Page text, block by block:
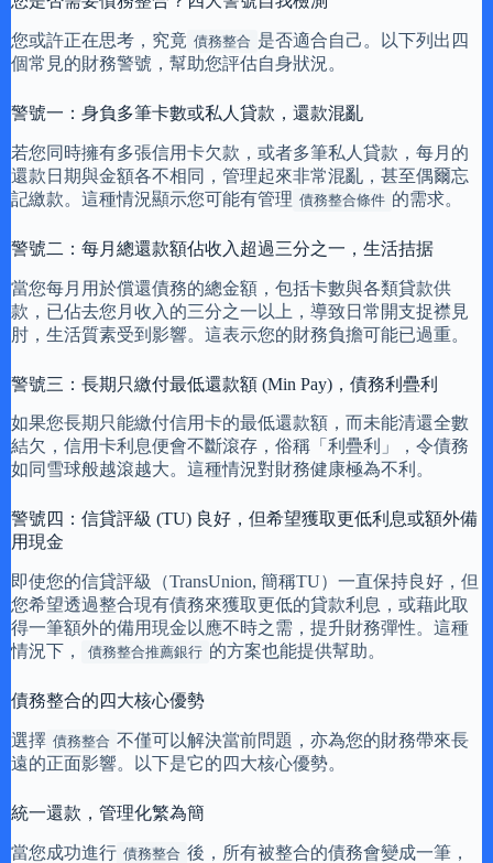
您或許正在思考，究竟 債務整合 是否適合自己。以下列出四
個常見的財務警號，幫助您評估自身狀況。
警號一：身負多筆卡數或私人貸款，還款混亂
若您同時擁有多張信用卡欠款，或者多筆私人貸款，每月的
還款日期與金額各不相同，管理起來非常混亂，甚至偶爾忘
記繳款。這種情況顯示您可能有管理 債務整合條件 的需求。
警號二：每月總還款額佔收入超過三分之一，生活拮据
當您每月用於償還債務的總金額，包括卡數與各類貸款供
款，已佔去您月收入的三分之一以上，導致日常開支捉襟見
肘，生活質素受到影響。這表示您的財務負擔可能已過重。
警號三：長期只繳付最低還款額 (Min Pay)，債務利疊利
如果您長期只能繳付信用卡的最低還款額，而未能清還全數
結欠，信用卡利息便會不斷滾存，俗稱「利疊利」，令債務
如同雪球般越滾越大。這種情況對財務健康極為不利。
警號四：信貸評級 (TU) 良好，但希望獲取更低利息或額外備
用現金
即使您的信貸評級（TransUnion, 簡稱TU）一直保持良好，但
您希望透過整合現有債務來獲取更低的貸款利息，或藉此取
得一筆額外的備用現金以應不時之需，提升財務彈性。這種
情況下，
債務整合推薦銀行 的方案也能提供幫助。
債務整合的四大核心優勢
選擇 債務整合 不僅可以解決當前問題，亦為您的財務帶來長
遠的正面影響。以下是它的四大核心優勢。
統一還款，管理化繁為簡
當您成功進行 債務整合 後，所有被整合的債務會變成一筆，